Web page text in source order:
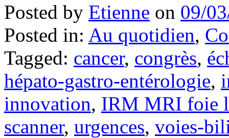
Posted by Etienne on 09/
Posted in: Au quotidien,
Tagged: cancer, congrès,
hépato-gastro-entérologie,
innovation, IRM MRI foie
scanner, urgences, voies-